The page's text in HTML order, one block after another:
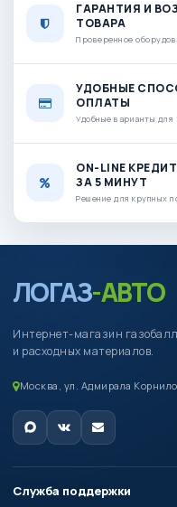
ГАРАНТИЯ И
ТОВАРА
Проверенное
УДОБНЫЕ
ОПЛАТЫ
Удобные варианты для
ON-LINE КРЕДИТ
ЗА 5 МИНУТ
Решение для крупных
ЛОГАЗ-АВТО
Интернет-магазин
и расходных материалов.
Москва, ул. Адмирала
Служба поддержки